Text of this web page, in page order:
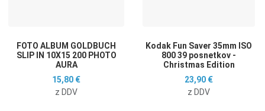
FOTO ALBUM GOLDBUCH
SLIP IN 10X15 200 PHOTO
AURA
15,80 €
z DDV
Kodak Fun Saver 35mm ISO
800 39 posnetkov -
Christmas Edition
23,90 €
z DDV